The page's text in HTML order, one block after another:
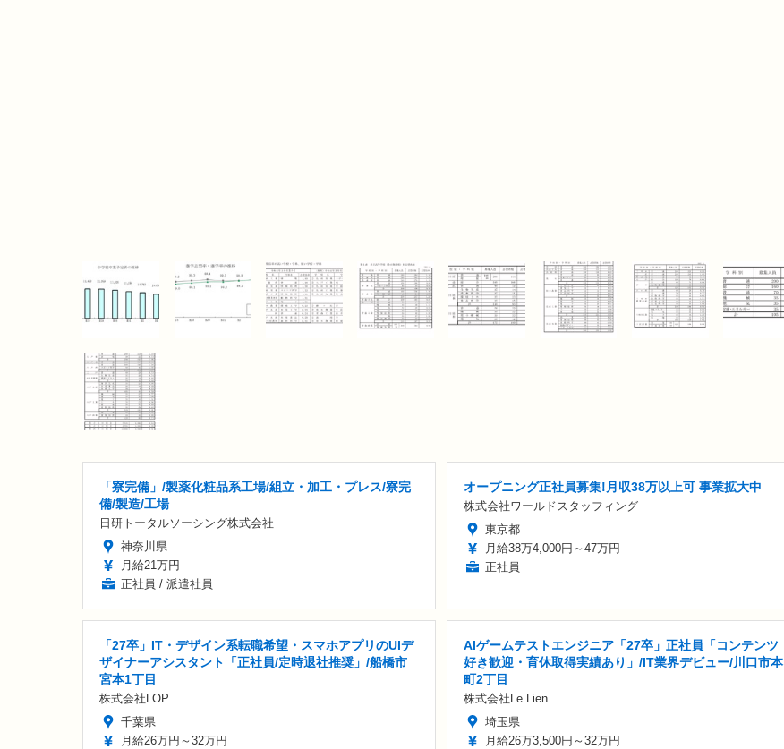
「寮完備」/製薬化粧品系工場/組立・加工・プレス/寮完
備/製造/工場
日研トータルソーシング株式会社
神奈川県
月給21万円
正社員 / 派遣社員
オープニング正社員募集!月収38万以上可 事業拡大中
株式会社ワールドスタッフィング
東京都
月給38万4,000円～47万円
正社員
「27卒」IT・デザイン系転職希望・スマホアプリのUIデ
ザイナーアシスタント「正社員/定時退社推奨」/船橋市
宮本1丁目
株式会社LOP
千葉県
月給26万円～32万円
AIゲームテストエンジニア「27卒」正社員「コンテンツ
好き歓迎・育休取得実績あり」/IT業界デビュー/川口市本
町2丁目
株式会社Le Lien
埼玉県
月給26万3,500円～32万円